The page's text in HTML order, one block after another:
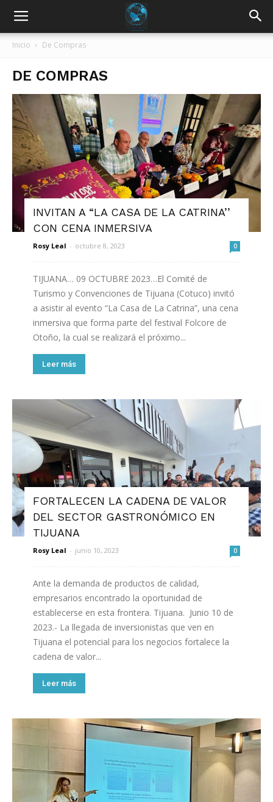
Inicio De Compras
DE COMPRAS
INVITAN A “LA CASA DE LA CATRINA’’
CON CENA INMERSIVA
Rosy Leal - octubre 8, 2023 0
TIJUANA… 09 OCTUBRE 2023…El Comité de
Turismo y Convenciones de Tijuana (Cotuco) invitó
a asistir al evento “La Casa de La Catrina”, una cena
inmersiva que forma parte del festival Folcore de
Otoño, la cual se realizará el próximo...
Leer más
FORTALECEN LA CADENA DE VALOR
DEL SECTOR GASTRONÓMICO EN
TIJUANA
Rosy Leal - junio 10, 2023 0
Ante la demanda de productos de calidad,
empresarios encontrado la oportunidad de
establecerse en esta frontera. Tijuana. Junio 10 de
2023.- La llegada de inversionistas que ven en
Tijuana el potencial para los negocios fortalece la
cadena de valor...
Leer más